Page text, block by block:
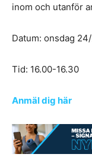
inom och utanför
Datum: onsdag
Tid: 16.00-16.30
Anmäl dig här